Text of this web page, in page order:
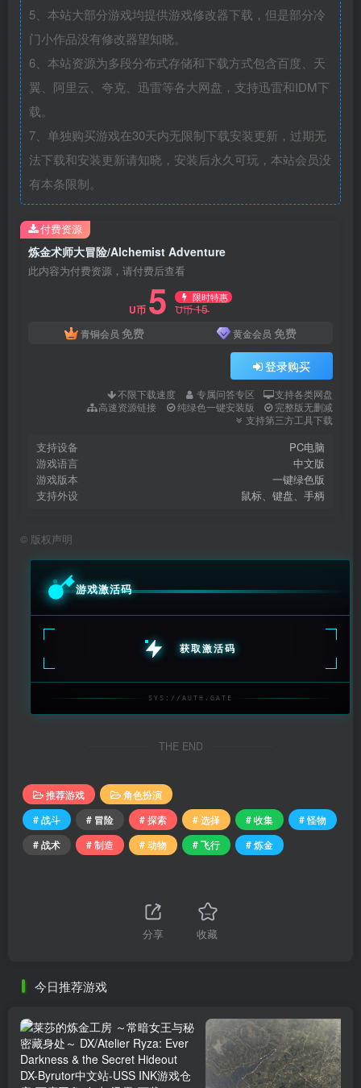
5、本站大部分游戏均提供游戏修改器下载，但是部分冷
门小作品没有修改器望知晓。
6、本站资源为多段分布式存储和下载方式包含百度、天
翼、阿里云、夸克、迅雷等各大网盘，支持迅雷和IDM下
载。
7、单独购买游戏在30天内无限制下载安装更新，过期无
法下载和安装更新请知晓，安装后永久可玩，本站会员没
有本条限制。
炼金术师大冒险/Alchemist Adventure
此内容为付费资源，请付费后查看
U币 5 限时特惠
U币15
青铜会员 免费 黄金会员 免费
登录购买
不限下载速度 专属问答专区
支持各类网盘
高速资源链接
纯绿色一键安装版
完整版无删减
支持第三方工具下载
支持设备
PC电脑
游戏语言
中文版
游戏版本
一键绿色版
支持外设
鼠标、键盘、手柄
付费资源
© 版权声明
游戏激活码
获取激活码
SYS://AUTH.GATE
THE END
推荐游戏
角色扮演
# 战斗
# 冒险 # 探索 # 选择 # 收集
# 怪物
# 战术
# 制造 # 动物 # 飞行 # 炼金
分享 收藏
今日推荐游戏